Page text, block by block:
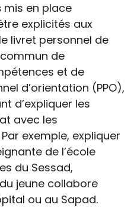
mis en place
explicités aux
livret personnel de
de
et de
d’orientation (PPO),
d’expliquer les
avec les
exemple, expliquer
de l’école
du Sessad,
jeune collabore
ou au Sapad.